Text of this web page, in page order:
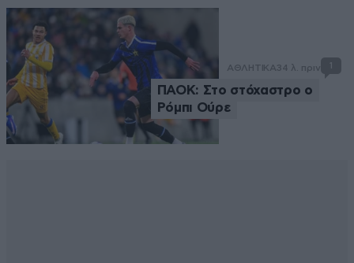
ΑΘΛΗΤΙΚΑ34 λ. πριν 1
ΠΑΟΚ: Στο στόχαστρο ο
Ρόμπι Ούρε